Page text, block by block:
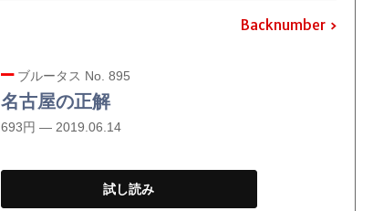
Backnumber
ブルータス No. 895
名古屋の正解
693円 — 2019.06.14
試し読み